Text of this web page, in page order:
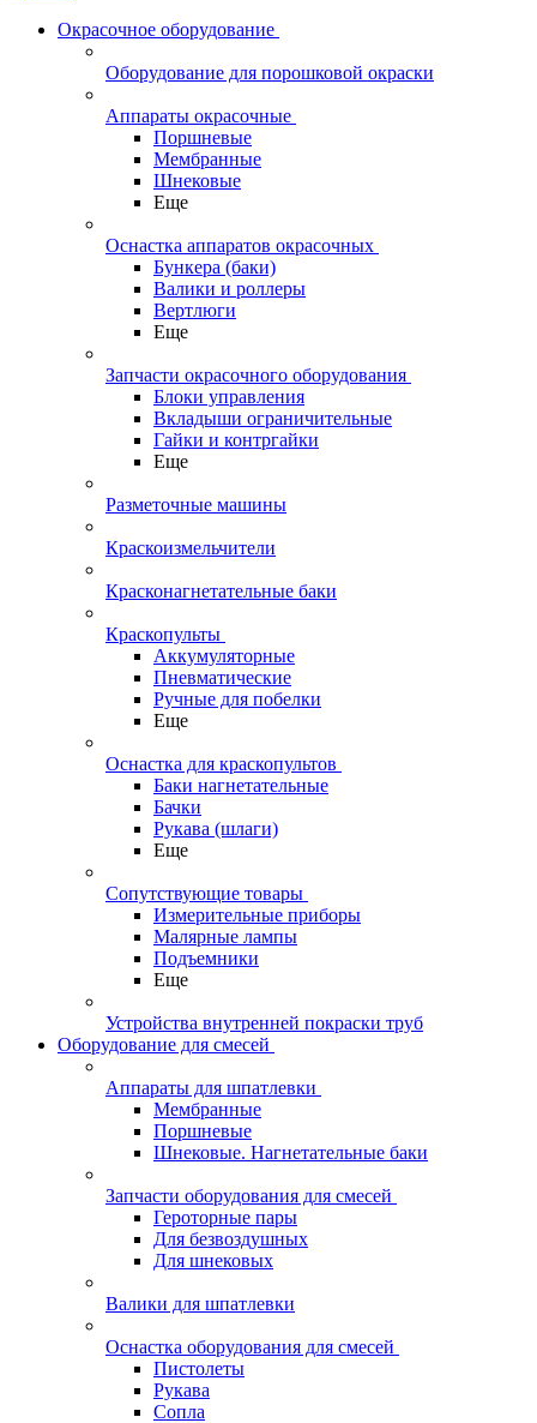
Окрасочное оборудование
Оборудование для порошковой окраски
Аппараты окрасочные
Поршневые
Мембранные
Шнековые
Еще
Оснастка аппаратов окрасочных
Бункера (баки)
Валики и роллеры
Вертлюги
Еще
Запчасти окрасочного оборудования
Блоки управления
Вкладыши ограничительные
Гайки и контргайки
Еще
Разметочные машины
Краскоизмельчители
Красконагнетательные баки
Краскопульты
Аккумуляторные
Пневматические
Ручные для побелки
Еще
Оснастка для краскопультов
Баки нагнетательные
Бачки
Рукава (шлаги)
Еще
Сопутствующие товары
Измерительные приборы
Малярные лампы
Подъемники
Еще
Устройства внутренней покраски труб
Оборудование для смесей
Аппараты для шпатлевки
Мембранные
Поршневые
Шнековые. Нагнетательные баки
Запчасти оборудования для смесей
Героторные пары
Для безвоздушных
Для шнековых
Валики для шпатлевки
Оснастка оборудования для смесей
Пистолеты
Рукава
Сопла